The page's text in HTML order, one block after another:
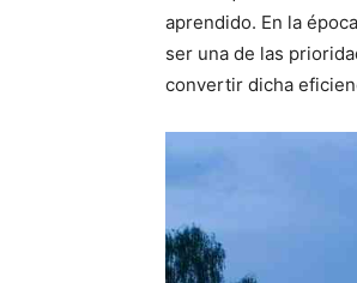
r
t
i
e
aprendido. En la
ser una de las
convertir dicha